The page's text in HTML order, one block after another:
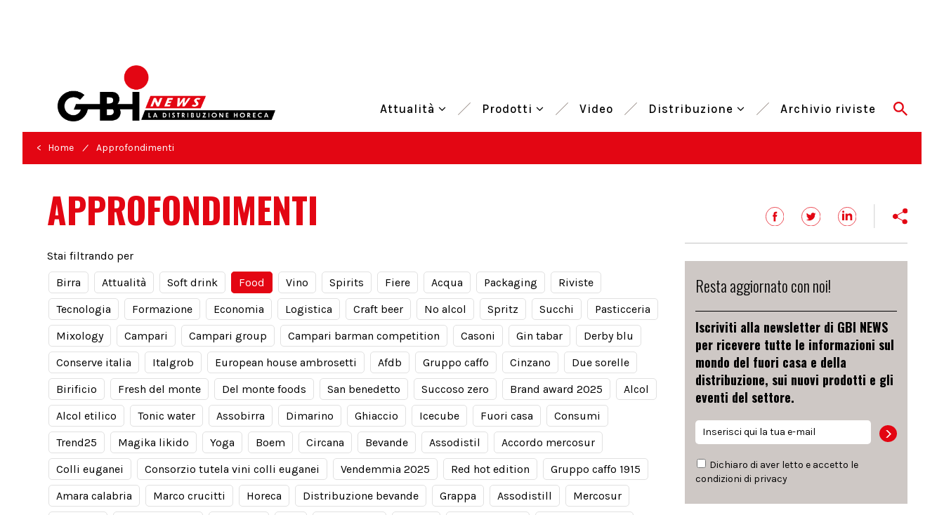
Attualità Prodotti Video Distribuzione Archivio riviste
< Home / Approfondimenti
APPROFONDIMENTI
Stai filtrando per
Birra
Attualità Soft drink Food Vino Spirits Fiere Acqua Packaging
Riviste
Tecnologia
Formazione Economia Logistica Craft beer No alcol Spritz Succhi
Pasticceria
Mixology
Campari Campari group Campari barman competition Casoni Gin tabar
Derby blu
Conserve italia
Italgrob European house ambrosetti Afdb Gruppo caffo Cinzano
Due sorelle
Birificio
Fresh del monte Del monte foods San benedetto Succoso zero Brand award 2025
Alcol
Alcol etilico
Tonic water Assobirra Dimarino Ghiaccio Icecube Fuori casa
Consumi
Trend25
Magika likido Yoga Boem Circana Bevande Assodistil
Accordo mercosur
Colli euganei
Consorzio tutela vini colli euganei Vendemmia 2025 Red hot edition
Gruppo caffo 1915
Amara calabria
Marco crucitti Horeca Distribuzione bevande Grappa Assodistill
Mercosur
Resta aggiornato con noi!
Iscriviti alla newsletter di GBI NEWS
per ricevere tutte le informazioni sul
mondo del fuori casa e della
distribuzione, sui nuovi prodotti e gli
eventi del settore.
Dichiaro di aver letto e accetto le
condizioni di privacy